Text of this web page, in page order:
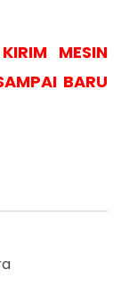
MESIN
BARU